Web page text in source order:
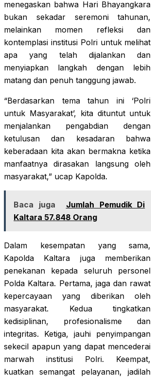
menegaskan bahwa Hari Bhayangkara
bukan sekadar seremoni tahunan,
melainkan momen refleksi dan
kontemplasi institusi Polri untuk melihat
apa yang telah dijalankan dan
menyiapkan langkah dengan lebih
matang dan penuh tanggung jawab.
“Berdasarkan tema tahun ini ‘Polri
untuk Masyarakat’, kita dituntut untuk
menjalankan pengabdian dengan
ketulusan dan kesadaran bahwa
keberadaan kita akan bermakna ketika
manfaatnya dirasakan langsung oleh
masyarakat,” ucap Kapolda.
Baca juga
Jumlah Pemudik Di
Kaltara 57.848 Orang
Dalam kesempatan yang sama,
Kapolda Kaltara juga memberikan
penekanan kepada seluruh personel
Polda Kaltara. Pertama, jaga dan rawat
kepercayaan yang diberikan oleh
masyarakat. Kedua tingkatkan
kedisiplinan, profesionalisme dan
integritas. Ketiga, jauhi penyimpangan
sekecil apapun yang dapat mencederai
marwah institusi Polri. Keempat,
kuatkan semangat pelayanan, jadilah